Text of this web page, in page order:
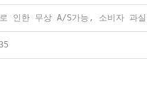
인한 무상 A/S가능, 소비자 과